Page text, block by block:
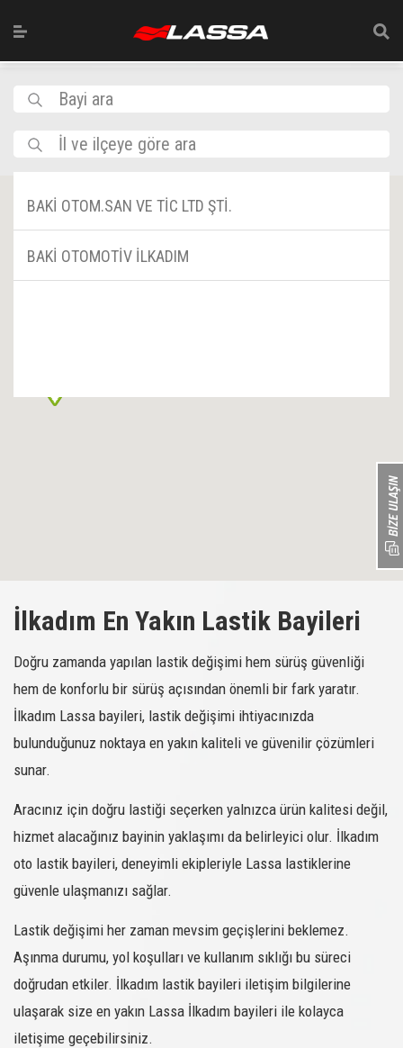
Bayi ara
İl ve ilçeye göre ara
BAKİ OTOM.SAN VE TİC LTD ŞTİ.
BAKİ OTOMOTİV İLKADIM
İlkadım En Yakın Lastik Bayileri
Doğru zamanda yapılan lastik değişimi hem sürüş güvenliği
hem de konforlu bir sürüş açısından önemli bir fark yaratır.
İlkadım Lassa bayileri, lastik değişimi ihtiyacınızda
bulunduğunuz noktaya en yakın kaliteli ve güvenilir çözümleri
sunar.
Aracınız için doğru lastiği seçerken yalnızca ürün kalitesi değil,
hizmet alacağınız bayinin yaklaşımı da belirleyici olur. İlkadım
oto lastik bayileri, deneyimli ekipleriyle Lassa lastiklerine
güvenle ulaşmanızı sağlar.
Lastik değişimi her zaman mevsim geçişlerini beklemez.
Aşınma durumu, yol koşulları ve kullanım sıklığı bu süreci
doğrudan etkiler. İlkadım lastik bayileri iletişim bilgilerine
ulaşarak size en yakın Lassa İlkadım bayileri ile kolayca
iletişime geçebilirsiniz.